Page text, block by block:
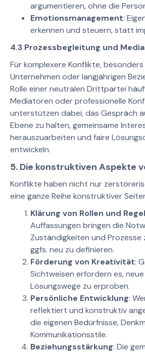
argumentieren, ohne die
Emotionsmanagement:
erkennen und steuern, statt
4.3 Prozessbegleitung und
Für komplexere Konflikte,
Unternehmen oder langjährigen
Rolle einer neutralen Drittpartei
Mediatoren oder professionelle
unterstützen dabei, das Gespräch
Ebene zu halten, gemeinsame
herauszuarbeiten und faire
entwickeln.
5. Die konstruktiven Aspekte
Konflikte haben nicht nur
eine ganze Reihe konstruktiver
Klärung von Rollen und
Auffassungen bringen die
Zuständigkeiten und Prozesse
ggfs. neu zu definieren.
Förderung von Kreativität:
Sichtweisen erfordern es,
Lösungswege zu erproben.
Persönliche Entwicklung:
reflektiert und konstruktiv
die eigenen Bedürfnisse,
Kommunikationsstile.
Beziehungsstärkung: Die